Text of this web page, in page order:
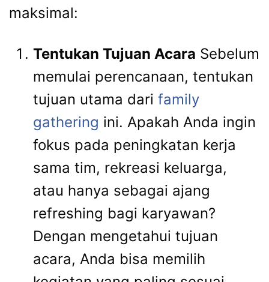
maksimal:
Tentukan Tujuan Acara Sebelum
memulai perencanaan, tentukan
tujuan utama dari family
gathering ini. Apakah Anda ingin
fokus pada peningkatan kerja
sama tim, rekreasi keluarga,
atau hanya sebagai ajang
refreshing bagi karyawan?
Dengan mengetahui tujuan
acara, Anda bisa memilih